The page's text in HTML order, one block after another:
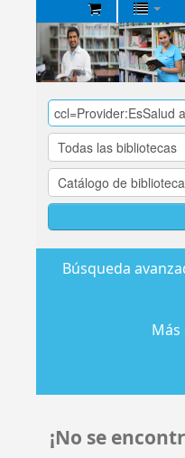
Biblioteca
Central
EsSalud
Búsqueda
¡No se